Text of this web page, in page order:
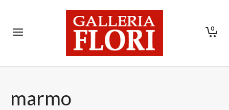
0
marmo